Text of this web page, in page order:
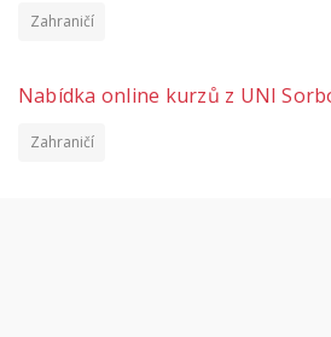
Zahraničí
Nabídka online kurzů z UNI
Zahraničí